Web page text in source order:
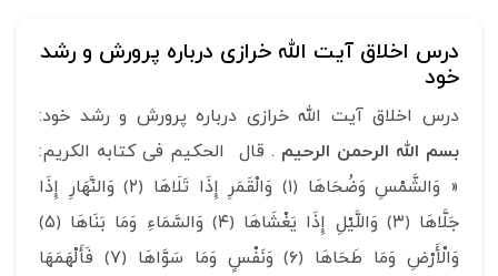
درس اخلاق آیت الله خرازی درباره پرورش و رشد
خود
درس اخلاق آیت الله خرازی درباره پرورش و رشد خود:
بسم الله الرحمن الرحیم . قال الحکیم فی کتابه الکریم:
« وَالشَّمْسِ وَضُحَاهَا ﴿١﴾ وَالْقَمَرِ إِذَا تَلَاهَا ﴿٢﴾ وَالنَّهَارِ إِذَا
جَلَّاهَا ﴿٣﴾ وَاللَّيْلِ إِذَا يَغْشَاهَا ﴿٤﴾ وَالسَّمَاءِ وَمَا بَنَاهَا ﴿٥﴾
وَالْأَرْضِ وَمَا طَحَاهَا ﴿٦﴾ وَنَفْسٍ وَمَا سَوَّاهَا ﴿٧﴾ فَأَلْهَمَهَا